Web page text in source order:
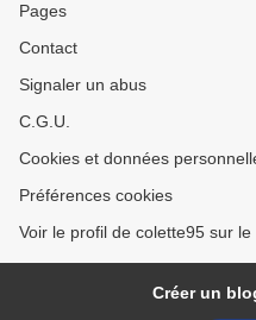
Pages
Contact
Signaler un abus
C.G.U.
Cookies et données
Préférences cookies
Voir le profil de colette95 sur
Créer un